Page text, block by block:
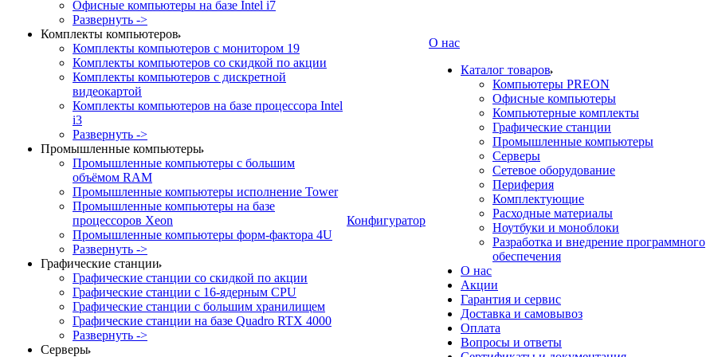
Офисные компьютеры на базе Intel i7
Развернуть ->
Комплекты компьютеров
Комплекты компьютеров с монитором 19
Комплекты компьютеров со скидкой по акции
Комплекты компьютеров с дискретной
видеокартой
Комплекты компьютеров на базе процессора Intel
i3
Развернуть ->
Промышленные компьютеры
Промышленные компьютеры с большим
объёмом RAM
Промышленные компьютеры исполнение Tower
Промышленные компьютеры на базе
процессоров Xeon
Промышленные компьютеры форм-фактора 4U
Развернуть ->
Графические станции
Графические станции со скидкой по акции
Графические станции с 16-ядерным CPU
Графические станции с большим хранилищем
Графические станции на базе Quadro RTX 4000
Развернуть ->
Серверы
Конфигуратор
О нас
Каталог товаров
Компьютеры PREON
Офисные компьютеры
Компьютерные комплекты
Графические станции
Промышленные компьютеры
Серверы
Сетевое оборудование
Периферия
Комплектующие
Расходные материалы
Ноутбуки и моноблоки
Разработка и внедрение программного
обеспечения
О нас
Акции
Гарантия и сервис
Доставка и самовывоз
Оплата
Вопросы и ответы